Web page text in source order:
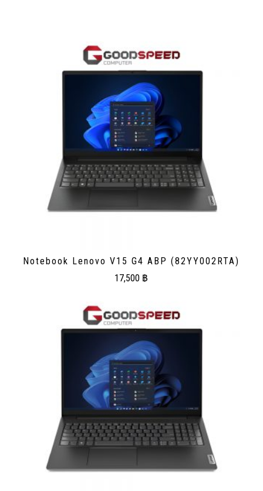
Notebook Lenovo V15 G4 ABP (82YY002RTA)
17,500 ฿